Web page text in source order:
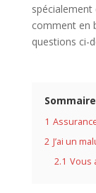
spécialement
comment en
questions ci-
Sommaire
1
2 J’ai un
2.1 Vous